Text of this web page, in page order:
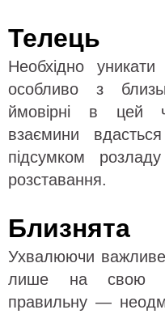
Телець
Необхідно
особливо з
ймовірні в цей
взаємини
підсумком
розставання.
Близнята
Ухвалюючи
лише на свою
правильну —